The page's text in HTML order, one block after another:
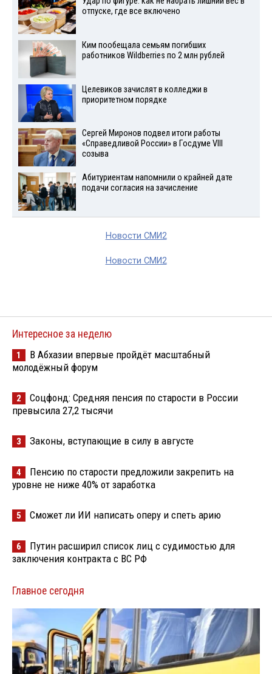
отпуске, где все включено
Ким пообещала семьям погибших
работников Wildberries по 2 млн рублей
Целевиков зачислят в колледжи в
приоритетном порядке
Сергей Миронов подвел итоги работы
«Справедливой России» в Госдуме VIII
созыва
Абитуриентам напомнили о крайней дате
подачи согласия на зачисление
Новости СМИ2
Новости СМИ2
Интересное за неделю
1
В Абхазии впервые пройдёт масштабный
молодёжный форум
2
Соцфонд: Средняя пенсия по старости в России
превысила 27,2 тысячи
3 Законы, вступающие в силу в августе
4
Пенсию по старости предложили закрепить на
уровне не ниже 40% от заработка
5 Сможет ли ИИ написать оперу и спеть арию
6
Путин расширил список лиц с судимостью для
заключения контракта с ВС РФ
Главное сегодня